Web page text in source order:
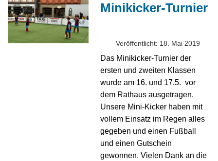
Minikicker-Turnier
Veröffentlicht: 18. Mai 2019
Das Minikicker-Turnier der
ersten und zweiten Klassen
wurde am 16. und 17.5. vor
dem Rathaus ausgetragen.
Unsere Mini-Kicker haben mit
vollem Einsatz im Regen alles
gegeben und einen Fußball
und einen Gutschein
gewonnen. Vielen Dank an die